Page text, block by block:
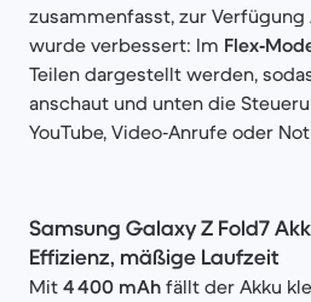
zusammenfasst, zur
wurde verbessert: Im
Teilen dargestellt werden,
anschaut und unten die
YouTube, Video‑Anrufe oder
Samsung Galaxy Z Fold7
Effizienz, mäßige Laufzeit
Mit 4 400 mAh fällt der Akku